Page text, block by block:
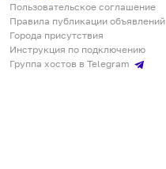
Пользовательское соглашение
Правила публикации объявлений
Города присутствия
Инструкция по подключению
Группа хостов в Telegram